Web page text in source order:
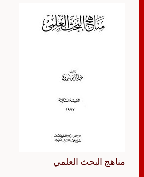
مناهج البحث العلمي